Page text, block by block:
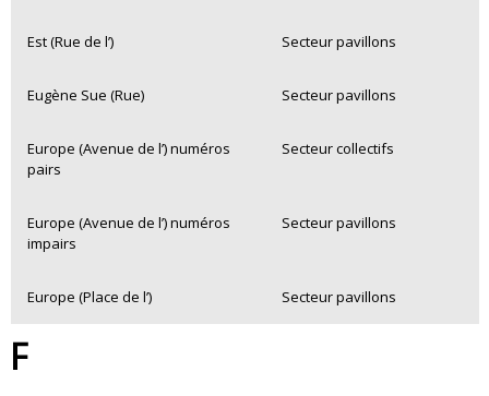
Est (Rue de l’) Secteur pavillons
Eugène Sue (Rue) Secteur pavillons
Europe (Avenue de l’) numéros
pairs
Secteur collectifs
Europe (Avenue de l’) numéros
impairs
Secteur pavillons
Europe (Place de l’) Secteur pavillons
F